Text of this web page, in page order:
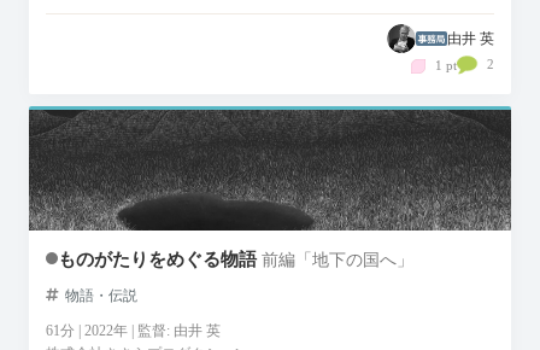
由井 英
1 pt 2
ものがたりをめぐる物語 前編「地下の国へ」
物語・伝説
61分 | 2022年 | 監督: 由井 英